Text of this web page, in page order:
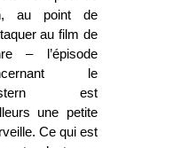
au point de
au film de
– l’épisode
le
est
une petite
Ce qui est